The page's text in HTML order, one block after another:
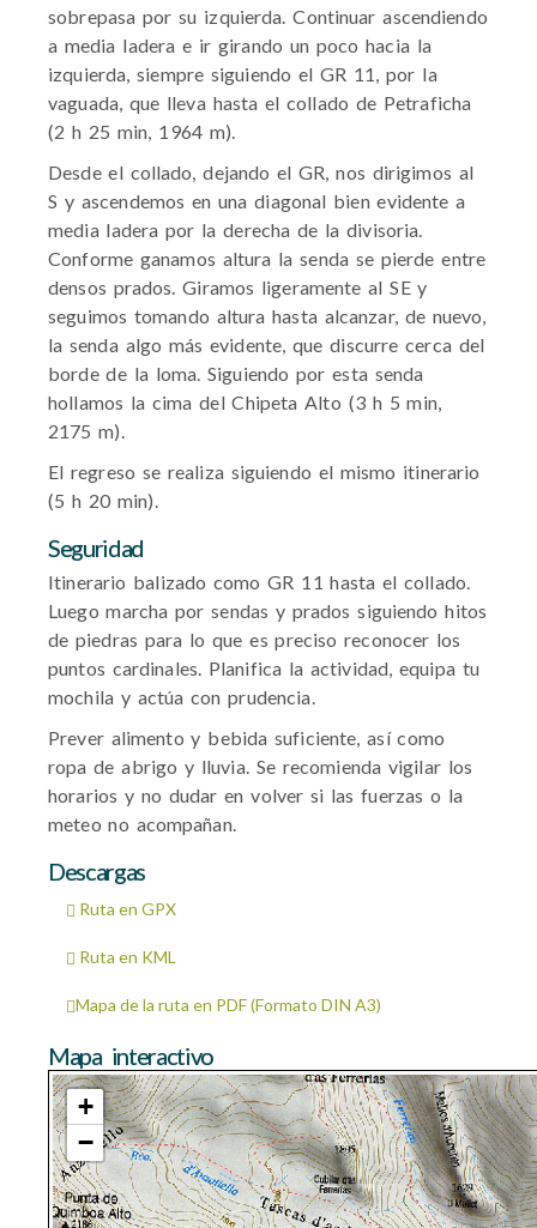
sobrepasa por su izquierda. Continuar ascendiendo
a media ladera e ir girando un poco hacia la
izquierda, siempre siguiendo el GR 11, por la
vaguada, que lleva hasta el collado de Petraficha
(2 h 25 min, 1964 m).
Desde el collado, dejando el GR, nos dirigimos al
S y ascendemos en una diagonal bien evidente a
media ladera por la derecha de la divisoria.
Conforme ganamos altura la senda se pierde entre
densos prados. Giramos ligeramente al SE y
seguimos tomando altura hasta alcanzar, de nuevo,
la senda algo más evidente, que discurre cerca del
borde de la loma. Siguiendo por esta senda
hollamos la cima del Chipeta Alto (3 h 5 min,
2175 m).
El regreso se realiza siguiendo el mismo itinerario
(5 h 20 min).
Seguridad
Itinerario balizado como GR 11 hasta el collado.
Luego marcha por sendas y prados siguiendo hitos
de piedras para lo que es preciso reconocer los
puntos cardinales. Planifica la actividad, equipa tu
mochila y actúa con prudencia.
Prever alimento y bebida suficiente, así como
ropa de abrigo y lluvia. Se recomienda vigilar los
horarios y no dudar en volver si las fuerzas o la
meteo no acompañan.
Descargas
Ruta en GPX
Ruta en KML
Mapa de la ruta en PDF (Formato DIN A3)
Mapa interactivo
+
−